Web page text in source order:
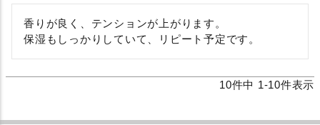
香りが良く、テンションが上がります。
保湿もしっかりしていて、リピート予定です。
10件中 1-10件表示